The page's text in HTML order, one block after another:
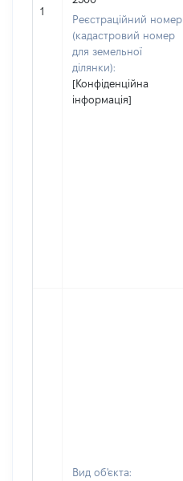
1
Реєстраційний номер
(кадастровий номер
для земельної
ділянки):
[Конфіденційна
інформація]
Вид об'єкта: